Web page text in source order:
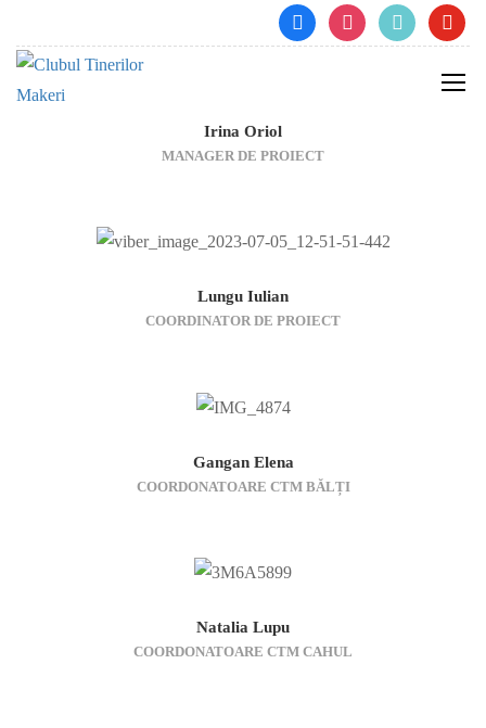
facebookinstagramtiktok youtube
Irina Oriol
MANAGER DE PROIECT
Lungu Iulian
COORDINATOR DE PROIECT
Gangan Elena
COORDONATOARE CTM BĂLȚI
Natalia Lupu
COORDONATOARE CTM CAHUL